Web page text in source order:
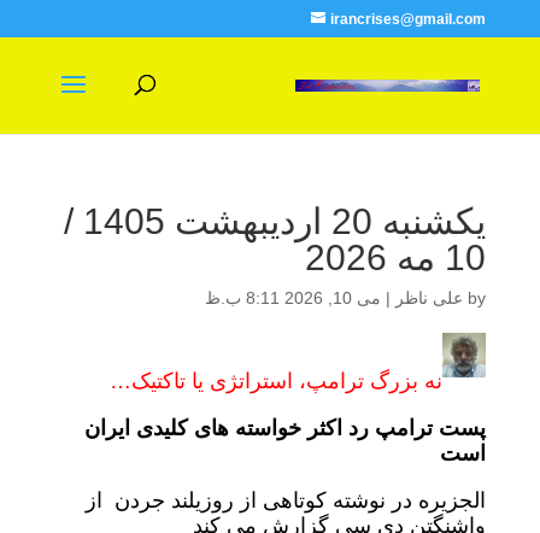
irancrises@gmail.com
یکشنبه 20 اردیبهشت 1405 /
10 مه 2026
by علی ناظر | می 10, 2026 8:11 ب.ظ
نه بزرگ ترامپ، استراتژی یا تاکتیک…
پست ترامپ رد اکثر خواسته های کلیدی ایران
است
الجزیره در نوشته کوتاهی از روزیلند جردن از
واشنگتن دی سی گزارش می کند